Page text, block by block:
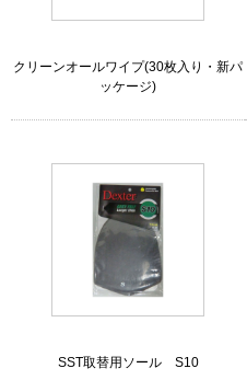
クリーンオールワイプ(30枚入り・新パ
ッケージ)
SST取替用ソール S10